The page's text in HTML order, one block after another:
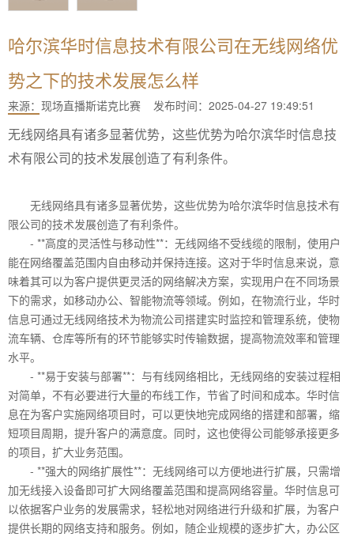
哈尔滨华时信息技术有限公司在无线网络优
势之下的技术发展怎么样
来源： 现场直播斯诺克比赛 发布时间：2025-04-27 19:49:51
无线网络具有诸多显著优势，这些优势为哈尔滨华时信息技
术有限公司的技术发展创造了有利条件。
无线网络具有诸多显著优势，这些优势为哈尔滨华时信息技术有
限公司的技术发展创造了有利条件。
- **高度的灵活性与移动性**：无线网络不受线缆的限制，使用户
能在网络覆盖范围内自由移动并保持连接。这对于华时信息来说，意
味着其可以为客户提供更灵活的网络解决方案，实现用户在不同场景
下的需求，如移动办公、智能物流等领域。例如，在物流行业，华时
信息可通过无线网络技术为物流公司搭建实时监控和管理系统，使物
流车辆、仓库等所有的环节能够实时传输数据，提高物流效率和管理
水平。
- **易于安装与部署**：与有线网络相比，无线网络的安装过程相
对简单，不有必要进行大量的布线工作，节省了时间和成本。华时信
息在为客户实施网络项目时，可以更快地完成网络的搭建和部署，缩
短项目周期，提升客户的满意度。同时，这也使得公司能够承接更多
的项目，扩大业务范围。
- **强大的网络扩展性**：无线网络可以方便地进行扩展，只需增
加无线接入设备即可扩大网络覆盖范围和提高网络容量。华时信息可
以依据客户业务的发展需求，轻松地对网络进行升级和扩展，为客户
提供长期的网络支持和服务。例如，随企业规模的逐步扩大，办公区